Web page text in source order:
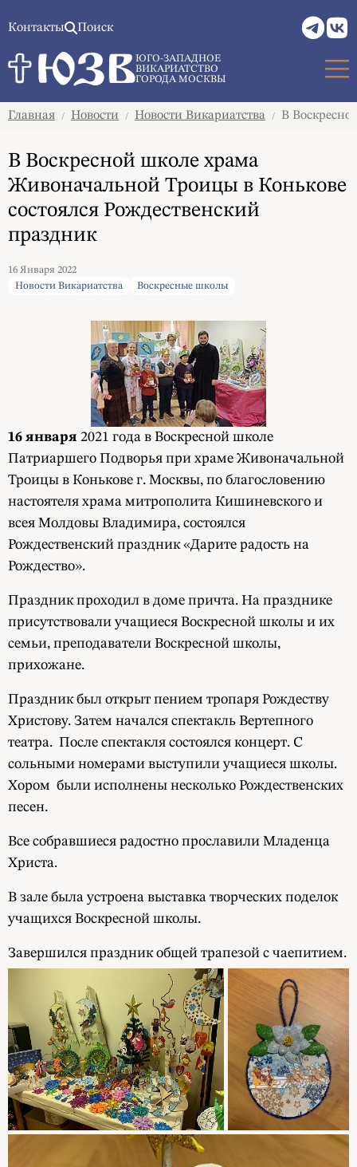
Контакты Поиск
ЮГО-ЗАПАДНОЕ
ВИКАРИАТСТВО
ГОРОДА МОСКВЫ
Главная / Новости / Новости Викариатства / В
В Воскресной школе храма
Живоначальной Троицы в Конькове
состоялся Рождественский
праздник
16 Января 2022
Новости Викариатства
Воскресные школы
16 января 2021 года в Воскресной школе
Патриаршего Подворья при храме Живоначальной
Троицы в Конькове г. Москвы, по благословению
настоятеля храма митрополита Кишиневского и
всея Молдовы Владимира, состоялся
Рождественский праздник «Дарите радость на
Рождество».
Праздник проходил в доме причта. На празднике
присутствовали учащиеся Воскресной школы и их
семьи, преподаватели Воскресной школы,
прихожане.
Праздник был открыт пением тропаря Рождеству
Христову. Затем начался спектакль Вертепного
театра. После спектакля состоялся концерт. С
сольными номерами выступили учащиеся школы.
Хором были исполнены несколько Рождественских
песен.
Все собравшиеся радостно прославили Младенца
Христа.
В зале была устроена выставка творческих поделок
учащихся Воскресной школы.
Завершился праздник общей трапезой с чаепитием.